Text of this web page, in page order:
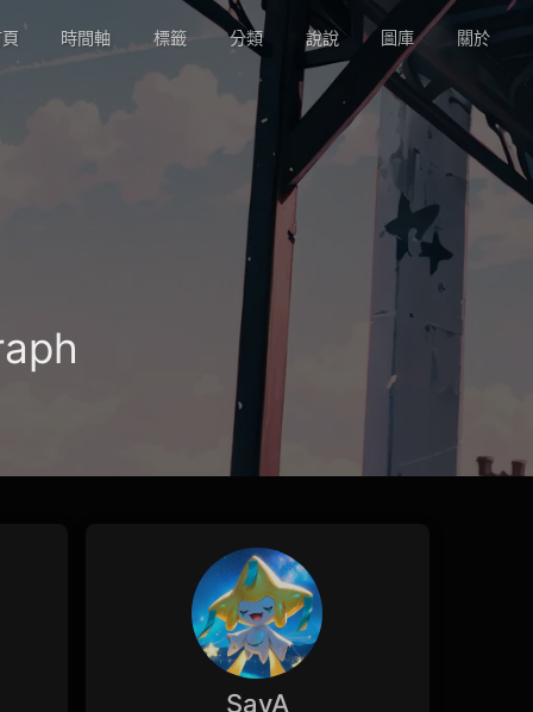
時間軸 標籤 分類 說說 圖庫 關於
SayA